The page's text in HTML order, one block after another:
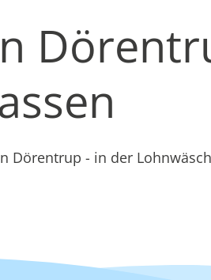
Dörentrup - in der